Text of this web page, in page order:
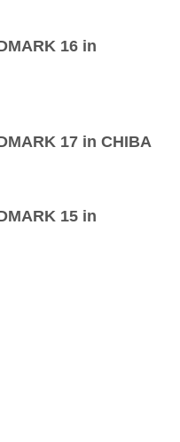
16 in
17 in CHIBA
15 in